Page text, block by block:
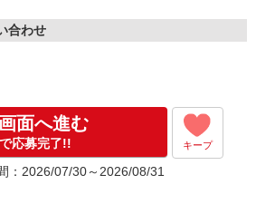
学の調整もOKです！
合わせ
面へ進む
応募完了!! キープ
：2026/07/30～2026/08/31